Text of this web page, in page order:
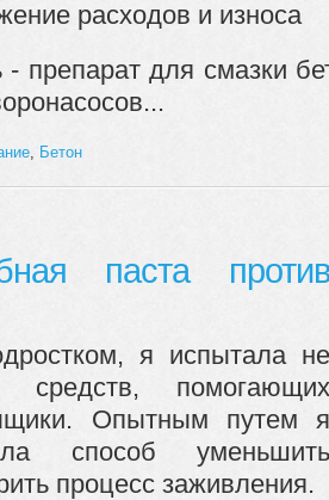
расходов и износа
препарат для смазки
Бетон
паста против
я испытала не
средств, помогающих
Опытным путем я
способ уменьшить
процесс заживления.